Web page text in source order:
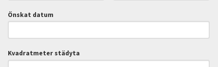
Önskat datum
Kvadratmeter städyta